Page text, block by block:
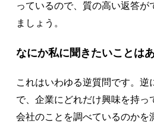
っているので、質の高い返答が
ましょう。
なにか私に聞きたいことは
これはいわゆる逆質問です。逆
で、企業にどれだけ興味を持っ
会社のことを調べているのかを